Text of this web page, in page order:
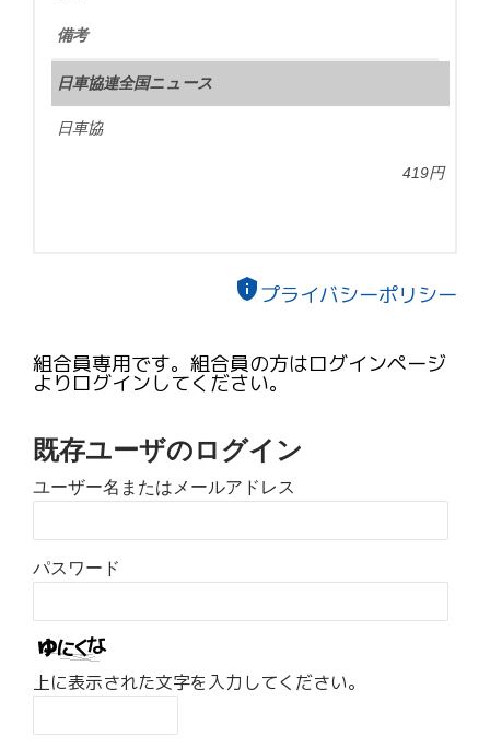
備考
日車協連全国ニュース
日車協
419円
privacy_tipプライバシーポリシー
組合員専用です。組合員の方はログインページ
よりログインしてください。
既存ユーザのログイン
ユーザー名またはメールアドレス
パスワード
上に表示された文字を入力してください。